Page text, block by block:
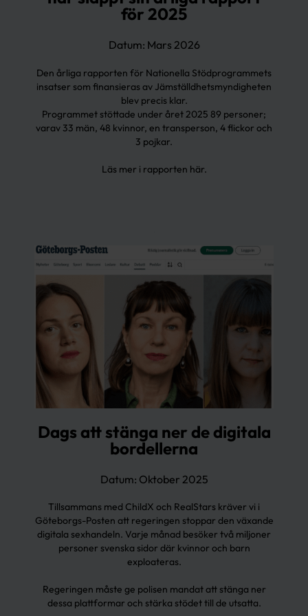
för 2025
Datum: Mars 2026
Den årliga rapporten för Nationella Stödprogrammets
insatser som finansieras av Jämställdhetsmyndigheten
blev precis klar.
Programmet stöttade under året 2025 89 personer;
varav 33 män, 48 kvinnor, en transperson, 4 flickor och
3 pojkar.
Läs mer i rapporten här.
Dags att stänga ner de digitala
bordellerna
Datum: Oktober 2025
Tillsammans med ChildX och RealStars kräver vi i
Göteborgs-Posten att regeringen stoppar den växande
digitala sexhandeln. Varje månad besöker två miljoner
personer svenska sidor där kvinnor och barn
exploateras.
Regeringen måste ge polisen mandat att stänga ner
dessa plattformar och stärka stödet till de utsatta.